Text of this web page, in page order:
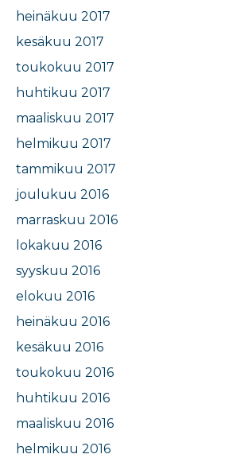
heinäkuu 2017
kesäkuu 2017
toukokuu 2017
huhtikuu 2017
maaliskuu 2017
helmikuu 2017
tammikuu 2017
joulukuu 2016
marraskuu 2016
lokakuu 2016
syyskuu 2016
elokuu 2016
heinäkuu 2016
kesäkuu 2016
toukokuu 2016
huhtikuu 2016
maaliskuu 2016
helmikuu 2016